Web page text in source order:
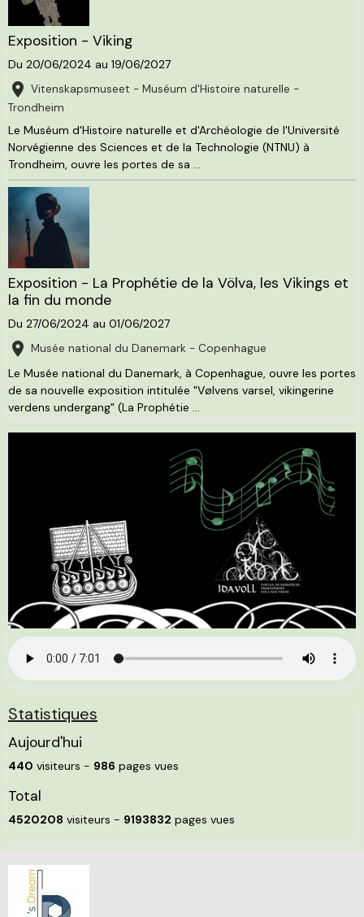
Exposition - Viking
Du 20/06/2024 au 19/06/2027
Vitenskapsmuseet - Muséum d'Histoire naturelle -
Trondheim
Le Muséum d'Histoire naturelle et d'Archéologie de l'Université
Norvégienne des Sciences et de la Technologie (NTNU) à
Trondheim, ouvre les portes de sa ...
Exposition - La Prophétie de la Völva, les Vikings et
la fin du monde
Du 27/06/2024 au 01/06/2027
Musée national du Danemark - Copenhague
Le Musée national du Danemark, à Copenhague, ouvre les portes
de sa nouvelle exposition intitulée "Vølvens varsel, vikingerine
verdens undergang" (La Prophétie ...
Statistiques
Aujourd'hui
440 visiteurs - 986 pages vues
Total
4520208 visiteurs - 9193832 pages vues